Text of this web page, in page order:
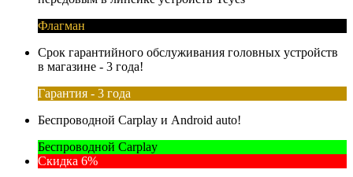
Флагман
Срок гарантийного обслуживания головных устройств
в магазине - 3 года!
Гарантия - 3 года
Беспроводной Carplay и Android auto!
Беспроводной Carplay
Скидка 6%